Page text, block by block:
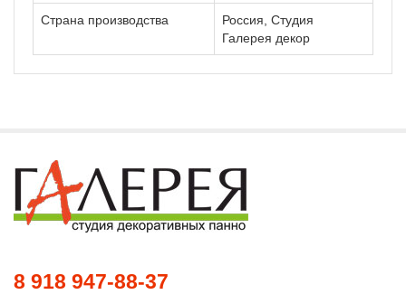
Страна производства
Россия, Студия
Галерея декор
8 918 947-88-37